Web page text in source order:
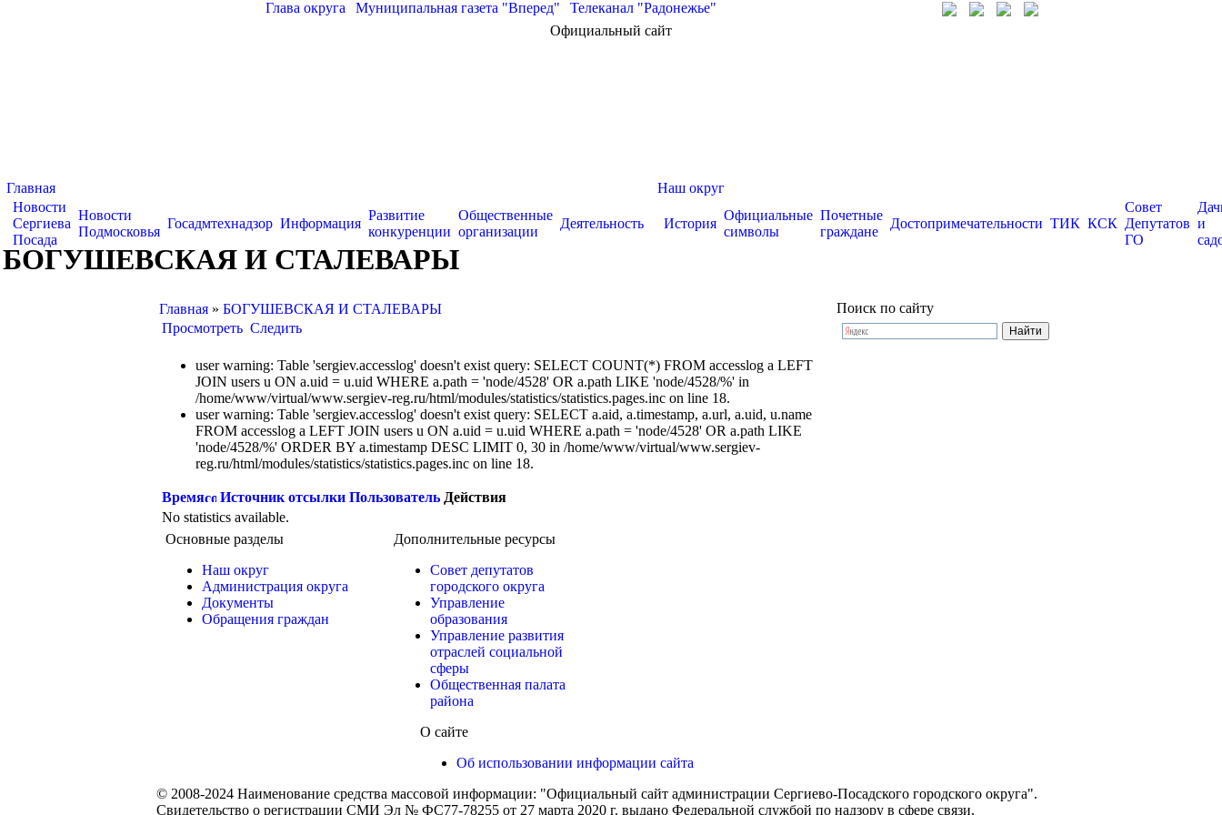
Глава округа Муниципальная газета "Вперед"
Телеканал "Радонежье"
Официальный сайт
Главная
Новости
Сергиева
Посада
Новости
Подмосковья
Госадмтехнадзор Информация
Развитие
конкуренции
Общественные
организации
Деятельность
Наш округ
История
Официальные
символы
Почетные
граждане
Достопримечательности ТИК КСК
Совет
Депутатов
ГО
и
БОГУШЕВСКАЯ И СТАЛЕВАРЫ
Главная » БОГУШЕВСКАЯ И СТАЛЕВАРЫ
Просмотреть Следить
user warning: Table 'sergiev.accesslog' doesn't exist query: SELECT COUNT(*) FROM accesslog a LEFT
JOIN users u ON a.uid = u.uid WHERE a.path = 'node/4528' OR a.path LIKE 'node/4528/%' in
/home/www/virtual/www.sergiev-reg.ru/html/modules/statistics/statistics.pages.inc on line 18.
user warning: Table 'sergiev.accesslog' doesn't exist query: SELECT a.aid, a.timestamp, a.url, a.uid, u.name
FROM accesslog a LEFT JOIN users u ON a.uid = u.uid WHERE a.path = 'node/4528' OR a.path LIKE
'node/4528/%' ORDER BY a.timestamp DESC LIMIT 0, 30 in /home/www/virtual/www.sergiev-
reg.ru/html/modules/statistics/statistics.pages.inc on line 18.
Время Источник отсылки Пользователь Действия
No statistics available.
Поиск по сайту
Основные разделы
Наш округ
Администрация округа
Документы
Обращения граждан
Дополнительные ресурсы
Совет депутатов
городского округа
Управление
образования
Управление развития
отраслей социальной
сферы
Общественная палата
района
О сайте
Об использовании информации сайта
© 2008-2024 Наименование средства массовой информации: "Официальный сайт администрации Сергиево-Посадского городского округа".
Свидетельство о регистрации СМИ Эл № ФС77-78255 от 27 марта 2020 г. выдано Федеральной службой по надзору в сфере связи,